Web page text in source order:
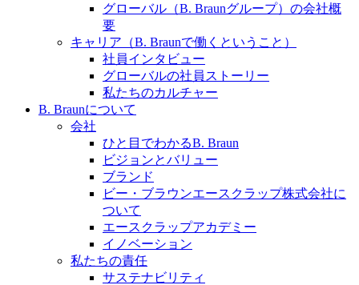
お問合せ先、価格情報、E-Shopのご案内など販売店さ
ま向けの情報スペースです。
お問合せフォームより、ご質問をお送りください。
グローバル（B. Braunグループ）の会社概
要
キャリア（B. Braunで働くということ）
社員インタビュー
グローバルの社員ストーリー
私たちのカルチャー
B. Braunについて
会社
ひと目でわかるB. Braun
ビジョンとバリュー
ブランド
ビー・ブラウンエースクラップ株式会社に
ついて
エースクラップアカデミー
イノベーション
私たちの責任
サステナビリティ